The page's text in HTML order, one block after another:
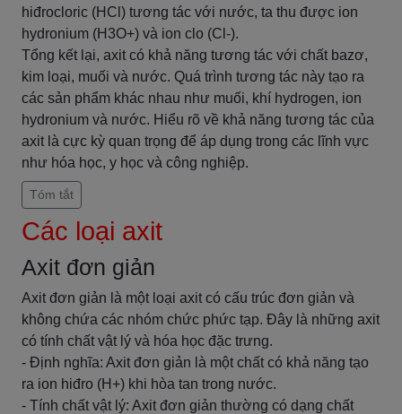
hiđrocloric (HCl) tương tác với nước, ta thu được ion
hydronium (H3O+) và ion clo (Cl-).
Tổng kết lại, axit có khả năng tương tác với chất bazơ,
kim loại, muối và nước. Quá trình tương tác này tạo ra
các sản phẩm khác nhau như muối, khí hydrogen, ion
hydronium và nước. Hiểu rõ về khả năng tương tác của
axit là cực kỳ quan trọng để áp dụng trong các lĩnh vực
như hóa học, y học và công nghiệp.
Tóm tắt
Các loại axit
Axit đơn giản
Axit đơn giản là một loại axit có cấu trúc đơn giản và
không chứa các nhóm chức phức tạp. Đây là những axit
có tính chất vật lý và hóa học đặc trưng.
- Định nghĩa: Axit đơn giản là một chất có khả năng tạo
ra ion hiđro (H+) khi hòa tan trong nước.
- Tính chất vật lý: Axit đơn giản thường có dạng chất